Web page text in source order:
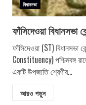
বিধানসভা
ফাঁসিদেওয়া বিধানসভা
ফাঁসিদেওয়া (ST) বিধানসভা
Constituency) পশ্চিমবঙ্গ
একটি উপজাতি শ্রেণীর...
আরও পড়ুন